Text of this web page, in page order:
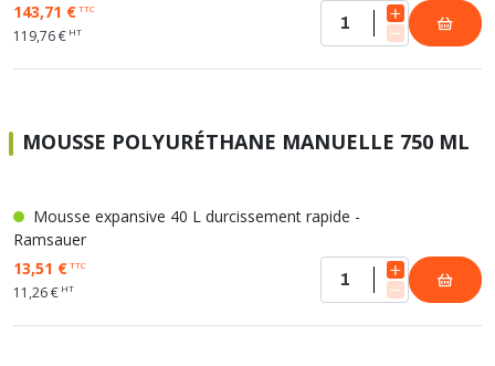
143,71 €TTC
119,76 € HT
MOUSSE POLYURÉTHANE MANUELLE 750 ML
Mousse expansive 40 L durcissement rapide -
Ramsauer
13,51 €TTC
11,26 € HT